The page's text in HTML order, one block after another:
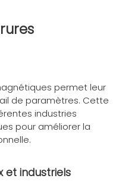
permet leur
de paramètres. Cette
industries
pour améliorer la
et industriels